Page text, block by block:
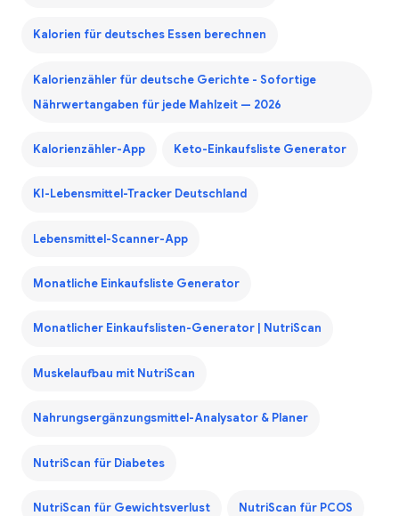
Kalorien für deutsches Essen berechnen
Kalorienzähler für deutsche Gerichte - Sofortige
Nährwertangaben für jede Mahlzeit — 2026
Kalorienzähler-App Keto-Einkaufsliste Generator
KI-Lebensmittel-Tracker Deutschland
Lebensmittel-Scanner-App
Monatliche Einkaufsliste Generator
Monatlicher Einkaufslisten-Generator | NutriScan
Muskelaufbau mit NutriScan
Nahrungsergänzungsmittel-Analysator & Planer
NutriScan für Diabetes
NutriScan für Gewichtsverlust NutriScan für PCOS